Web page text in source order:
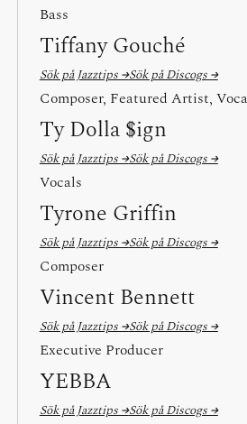
Bass
Tiffany Gouché
Sök på Jazztips →Sök på Discogs →
Composer, Featured Artist,
Ty Dolla $ign
Sök på Jazztips →Sök på Discogs →
Vocals
Tyrone Griffin
Sök på Jazztips →Sök på Discogs →
Composer
Vincent Bennett
Sök på Jazztips →Sök på Discogs →
Executive Producer
YEBBA
Sök på Jazztips →Sök på Discogs →